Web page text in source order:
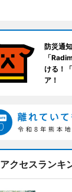
防災通
「
ける！
ア！
アクセスランキ